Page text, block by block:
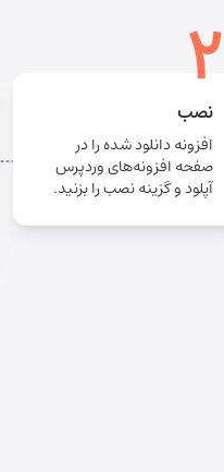
2
نصب
افزونه دانلود شده را در
صفحه افزونه‌های وردپرس
آپلود و گزینه نصب را بزنید.